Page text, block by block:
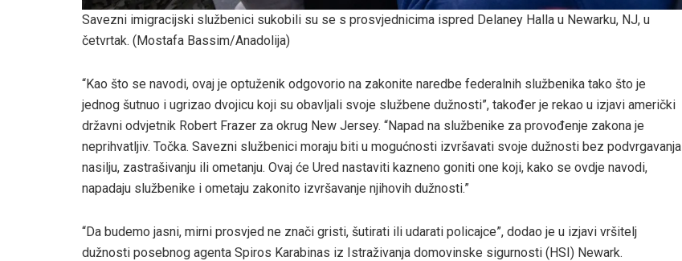
Savezni imigracijski službenici sukobili su se s prosvjednicima ispred Delaney Halla u Newarku, NJ, u
četvrtak. (Mostafa Bassim/Anadolija)
“Kao što se navodi, ovaj je optuženik odgovorio na zakonite naredbe federalnih službenika tako što je
jednog šutnuo i ugrizao dvojicu koji su obavljali svoje službene dužnosti”, također je rekao u izjavi američki
državni odvjetnik Robert Frazer za okrug New Jersey. “Napad na službenike za provođenje zakona je
neprihvatljiv. Točka. Savezni službenici moraju biti u mogućnosti izvršavati svoje dužnosti bez podvrgavanja
nasilju, zastrašivanju ili ometanju. Ovaj će Ured nastaviti kazneno goniti one koji, kako se ovdje navodi,
napadaju službenike i ometaju zakonito izvršavanje njihovih dužnosti.”
“Da budemo jasni, mirni prosvjed ne znači gristi, šutirati ili udarati policajce”, dodao je u izjavi vršitelj
dužnosti posebnog agenta Spiros Karabinas iz Istraživanja domovinske sigurnosti (HSI) Newark.